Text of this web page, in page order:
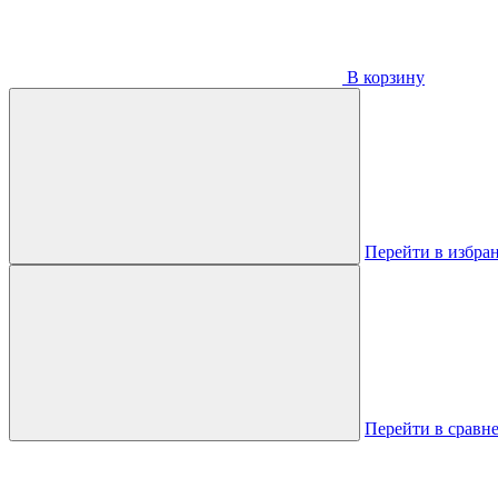
В корзину
Перейти в
Перейти в